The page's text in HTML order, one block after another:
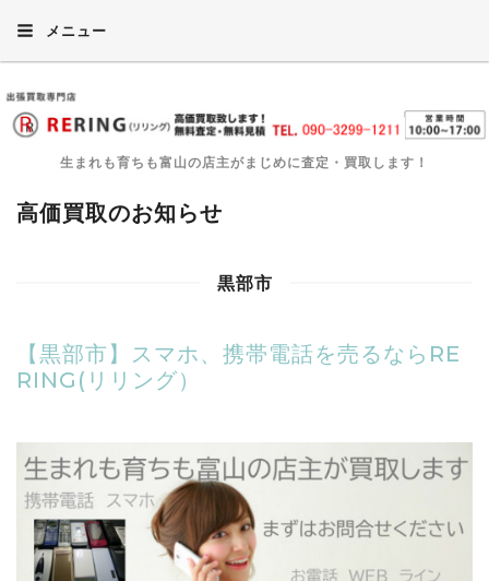
メニュー
生まれも育ちも富山の店主がまじめに査定・買取します！
高価買取のお知らせ
黒部市
【黒部市】スマホ、携帯電話を売るならRE
RING(リリング）